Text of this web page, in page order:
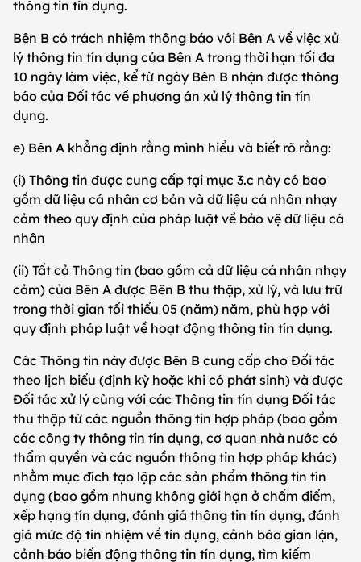
thông tin tín dụng.
Bên B có trách nhiệm thông báo với Bên A về việc xử
lý thông tin tín dụng của Bên A trong thời hạn tối đa
10 ngày làm việc, kể từ ngày Bên B nhận được thông
báo của Đối tác về phương án xử lý thông tin tín
dụng.
e) Bên A khẳng định rằng mình hiểu và biết rõ rằng:
(i) Thông tin được cung cấp tại mục 3.c này có bao
gồm dữ liệu cá nhân cơ bản và dữ liệu cá nhân nhạy
cảm theo quy định của pháp luật về bảo vệ dữ liệu cá
nhân
(ii) Tất cả Thông tin (bao gồm cả dữ liệu cá nhân nhạy
cảm) của Bên A được Bên B thu thập, xử lý, và lưu trữ
trong thời gian tối thiểu 05 (năm) năm, phù hợp với
quy định pháp luật về hoạt động thông tin tín dụng.
Các Thông tin này được Bên B cung cấp cho Đối tác
theo lịch biểu (định kỳ hoặc khi có phát sinh) và được
Đối tác xử lý cùng với các Thông tin tín dụng Đối tác
thu thập từ các nguồn thông tin hợp pháp (bao gồm
các công ty thông tin tín dụng, cơ quan nhà nước có
thẩm quyền và các nguồn thông tin hợp pháp khác)
nhằm mục đích tạo lập các sản phẩm thông tin tín
dụng (bao gồm nhưng không giới hạn ở chấm điểm,
xếp hạng tín dụng, đánh giá thông tin tín dụng, đánh
giá mức độ tín nhiệm về tín dụng, cảnh báo gian lận,
cảnh báo biến động thông tin tín dụng, tìm kiếm